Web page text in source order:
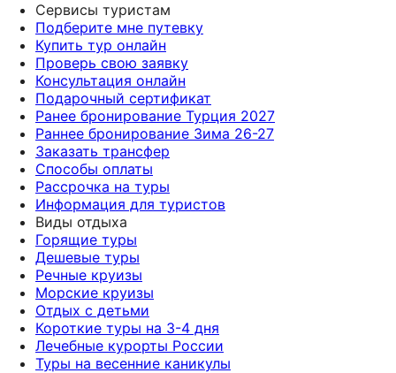
Сервисы туристам
Подберите мне путевку
Купить тур онлайн
Проверь свою заявку
Консультация онлайн
Подарочный сертификат
Ранее бронирование Турция 2027
Раннее бронирование Зима 26-27
Заказать трансфер
Способы оплаты
Рассрочка на туры
Информация для туристов
Виды отдыха
Горящие туры
Дешевые туры
Речные круизы
Морские круизы
Отдых с детьми
Короткие туры на 3-4 дня
Лечебные курорты России
Туры на весенние каникулы